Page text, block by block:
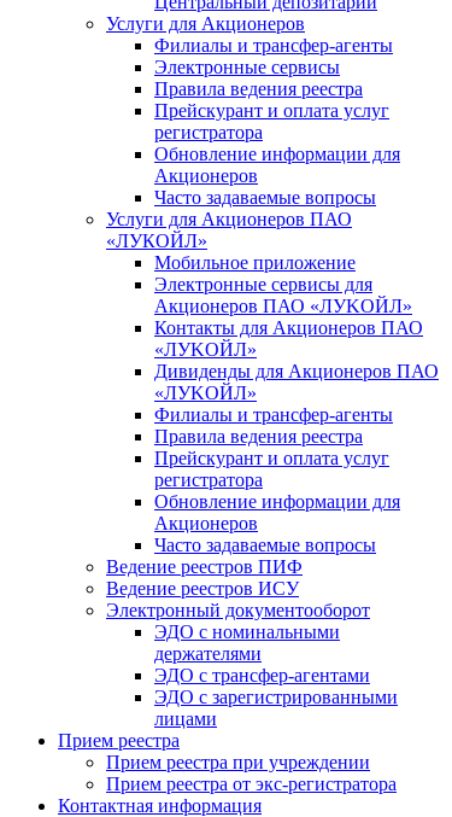
Услуги для Акционеров
Филиалы и трансфер-агенты
Электронные сервисы
Правила ведения реестра
Прейскурант и оплата услуг
регистратора
Обновление информации для
Акционеров
Часто задаваемые вопросы
Услуги для Акционеров ПАО
«ЛУКОЙЛ»
Мобильное приложение
Электронные сервисы для
Акционеров ПАО «ЛУKOЙЛ»
Контакты для Акционеров ПАО
«ЛУKOЙЛ»
Дивиденды для Акционеров ПАО
«ЛУKOЙЛ»
Филиалы и трансфер-агенты
Правила ведения реестра
Прейскурант и оплата услуг
регистратора
Обновление информации для
Акционеров
Часто задаваемые вопросы
Ведение реестров ПИФ
Ведение реестров ИСУ
Электронный документооборот
ЭДО с номинальными
держателями
ЭДО с трансфер-агентами
ЭДО с зарегистрированными
лицами
Прием реестра
Прием реестра при учреждении
Прием реестра от экс-регистратора
Контактная информация